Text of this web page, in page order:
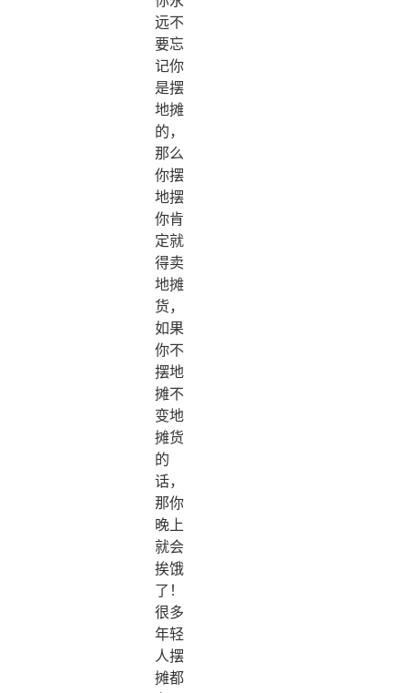
远不
要忘
记你
是摆
地摊
的，
那么
你摆
地摆
你肯
定就
得卖
地摊
货，
如果
你不
摆地
摊不
变地
摊货
的
话，
那你
晚上
就会
挨饿
了！
很多
年轻
人摆
摊都